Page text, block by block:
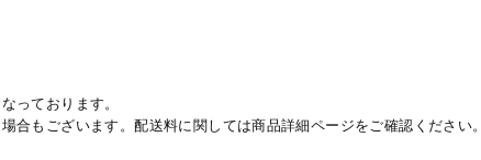
っております。
合もございます。配送料に関しては商品詳細ページをご確認ください。